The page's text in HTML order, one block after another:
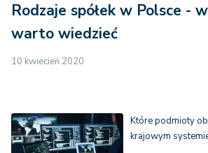
Rodzaje spółek w Polsce -
warto wiedzieć
10 kwiecień 2020
Które podmioty
krajowym